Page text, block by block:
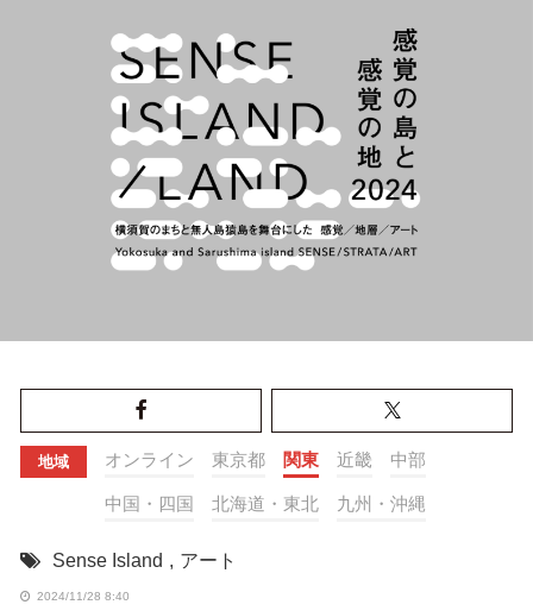
地域 オンライン 東京都 関東 近畿 中部
中国・四国 北海道・東北 九州・沖縄
Sense Island , アート
2024/11/28 8:40